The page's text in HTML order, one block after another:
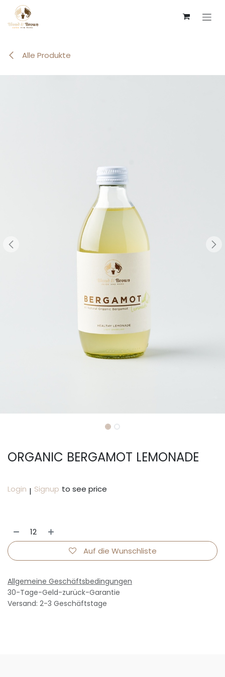
Zum Inhalt springen
Alle Produkte
ORGANIC BERGAMOT LEMONADE
Login | Signup to see price
Auf die Wunschliste
Allgemeine Geschäftsbedingungen
30-Tage-Geld-zurück-Garantie
Versand: 2-3 Geschäftstage